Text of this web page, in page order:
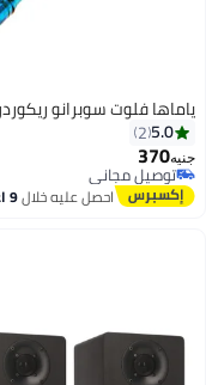
ياماها فلوت سوبرانو ريكوردر
5.0
2
جنيه370
توصيل مجاني
توصيل مجانياحصل عليه خلال9 اغسطس